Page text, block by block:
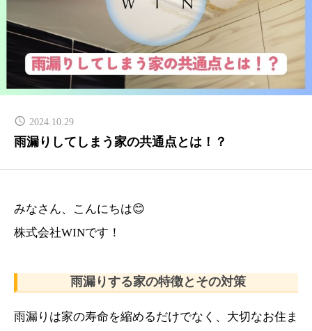
PLAN
お得なリフォームプラン
SERVICE
お住まいのリフォームリノベーション
PRICE
お問い合わせ
最新情報
2024.10.29
雨漏りしてしまう家の共通点とは！？
みなさん、こんにちは😊
株式会社WINです！
雨漏りする家の特徴とその対策
雨漏りは家の寿命を縮めるだけでなく、大切なお住ま